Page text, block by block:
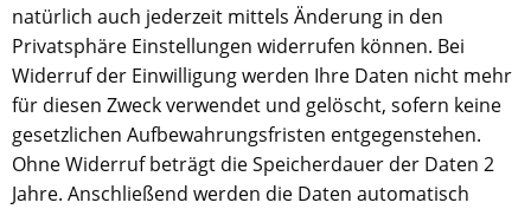
natürlich auch jederzeit mittels Änderung in den
Privatsphäre Einstellungen widerrufen können. Bei
Widerruf der Einwilligung werden Ihre Daten nicht mehr
für diesen Zweck verwendet und gelöscht, sofern keine
gesetzlichen Aufbewahrungsfristen entgegenstehen.
Ohne Widerruf beträgt die Speicherdauer der Daten 2
Jahre. Anschließend werden die Daten automatisch